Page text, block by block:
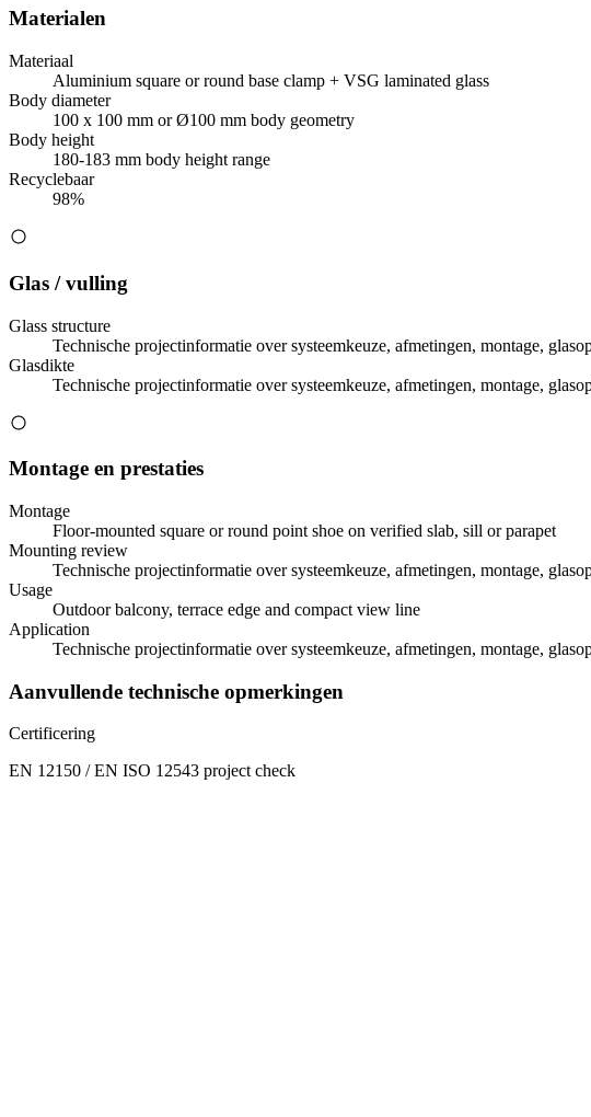
Materialen
Materiaal
Aluminium square or round base clamp + VSG laminated glass
Body diameter
100 x 100 mm or Ø100 mm body geometry
Body height
180-183 mm body height range
Recyclebaar
98%
Glas / vulling
Glass structure
Technische projectinformatie over systeemkeuze, afmetingen, montage,
Glasdikte
Technische projectinformatie over systeemkeuze, afmetingen, montage,
Montage en prestaties
Montage
Floor-mounted square or round point shoe on verified slab, sill or parapet
Mounting review
Technische projectinformatie over systeemkeuze, afmetingen, montage,
Usage
Outdoor balcony, terrace edge and compact view line
Application
Technische projectinformatie over systeemkeuze, afmetingen, montage,
Aanvullende technische opmerkingen
Certificering
EN 12150 / EN ISO 12543 project check